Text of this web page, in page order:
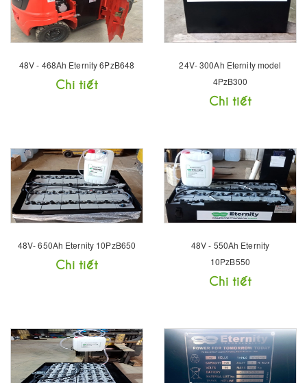
48V - 468Ah Eternity 6PzB648
Chi tiết
24V- 300Ah Eternity model
4PzB300
Chi tiết
48V- 650Ah Eternity 10PzB650
Chi tiết
48V - 550Ah Eternity
10PzB550
Chi tiết